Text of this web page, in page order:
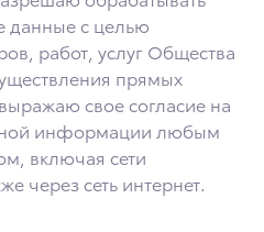
(предоставление,
уничтожение персональных
персональные данные
данных является
Общества с посетителями
размещен на сайте
данные с целью
работ, услуг Общества
прямых
свое согласие на
информации любым
включая сети
через сеть интернет.